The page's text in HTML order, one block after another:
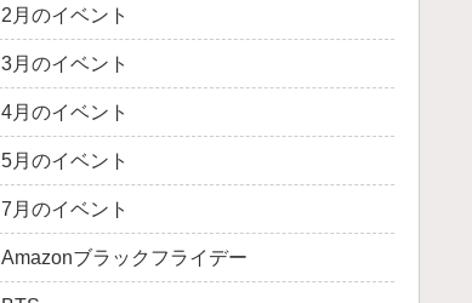
2月のイベント
3月のイベント
4月のイベント
5月のイベント
7月のイベント
Amazonブラックフライデー